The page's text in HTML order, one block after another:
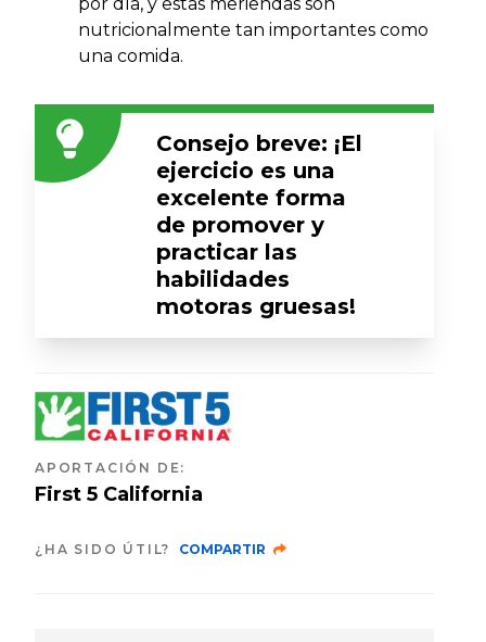
nutricionalmente tan importantes como
una comida.
Consejo breve: ¡El
ejercicio es una
excelente forma
de promover y
practicar las
habilidades
motoras gruesas!
APORTACIÓN DE:
First 5 California
¿HA SIDO ÚTIL? COMPARTIR